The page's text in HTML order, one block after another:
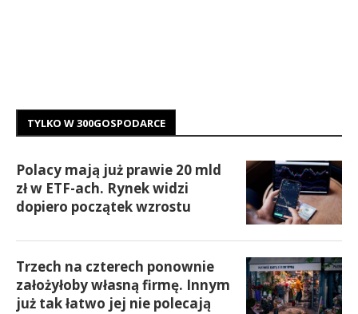
TYLKO W 300GOSPODARCE
Polacy mają już prawie 20 mld
zł w ETF-ach. Rynek widzi
dopiero początek wzrostu
Trzech na czterech ponownie
założyłoby własną firmę. Innym
już tak łatwo jej nie polecają